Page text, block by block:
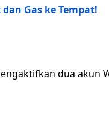
Gas ke Tempat!
dua akun